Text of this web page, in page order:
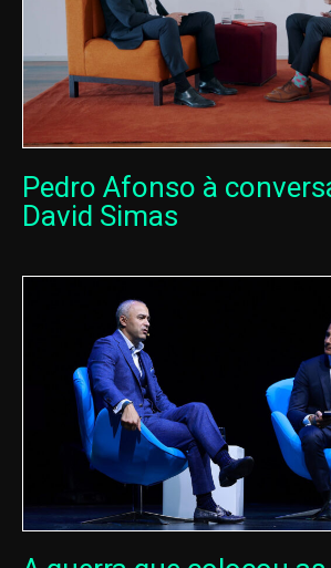
Pedro Afonso à
David Simas